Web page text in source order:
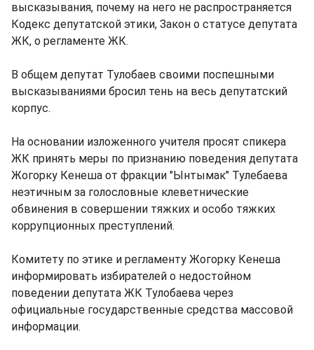
высказывания, почему на него не распространяется
Кодекс депутатской этики, Закон о статусе депутата
ЖК, о регламенте ЖК.
В общем депутат Тулобаев своими поспешными
высказываниями бросил тень на весь депутатский
корпус.
На основании изложенного учителя просят спикера
ЖК принять меры по признанию поведения депутата
Жогорку Кенеша от фракции "Ынтымак" Тулебаева
неэтичным за голословные клеветнические
обвинения в совершении тяжких и особо тяжких
коррупционных преступлений.
Комитету по этике и регламенту Жогорку Кенеша
информировать избирателей о недостойном
поведении депутата ЖК Тулобаева через
официальные государственные средства массовой
информации.